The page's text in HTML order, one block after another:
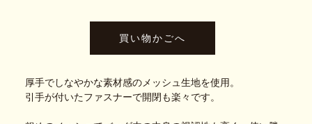
厚手でしなやかな素材感のメッシュ生地を使用。
引手が付いたファスナーで開閉も楽々です。